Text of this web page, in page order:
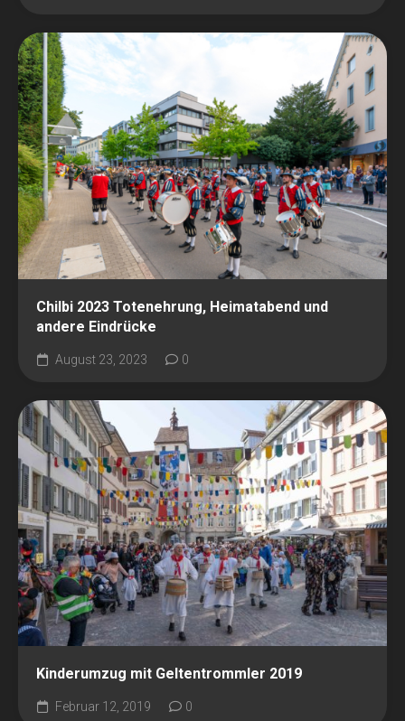
Chilbi 2023 Totenehrung, Heimatabend und
andere Eindrücke
August 23, 2023 0
Kinderumzug mit Geltentrommler 2019
Februar 12, 2019 0